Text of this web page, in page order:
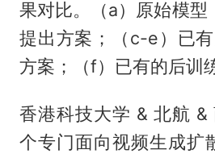
果对比。（a）原始模型
提出方案；（c-e）已
方案；（f）已有的后训
香港科技大学 & 北航 &
个专门面向视频生成扩